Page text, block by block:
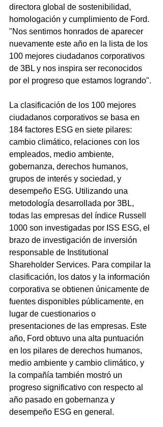
directora global de sostenibilidad,
homologación y cumplimiento de Ford.
"Nos sentimos honrados de aparecer
nuevamente este año en la lista de los
100 mejores ciudadanos corporativos
de 3BL y nos inspira ser reconocidos
por el progreso que estamos logrando".
La clasificación de los 100 mejores
ciudadanos corporativos se basa en
184 factores ESG en siete pilares:
cambio climático, relaciones con los
empleados, medio ambiente,
gobernanza, derechos humanos,
grupos de interés y sociedad, y
desempeño ESG. Utilizando una
metodología desarrollada por 3BL,
todas las empresas del índice Russell
1000 son investigadas por ISS ESG, el
brazo de investigación de inversión
responsable de Institutional
Shareholder Services. Para compilar la
clasificación, los datos y la información
corporativa se obtienen únicamente de
fuentes disponibles públicamente, en
lugar de cuestionarios o
presentaciones de las empresas. Este
año, Ford obtuvo una alta puntuación
en los pilares de derechos humanos,
medio ambiente y cambio climático, y
la compañía también mostró un
progreso significativo con respecto al
año pasado en gobernanza y
desempeño ESG en general.